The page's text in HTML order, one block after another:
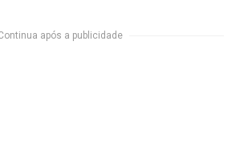
após a publicidade